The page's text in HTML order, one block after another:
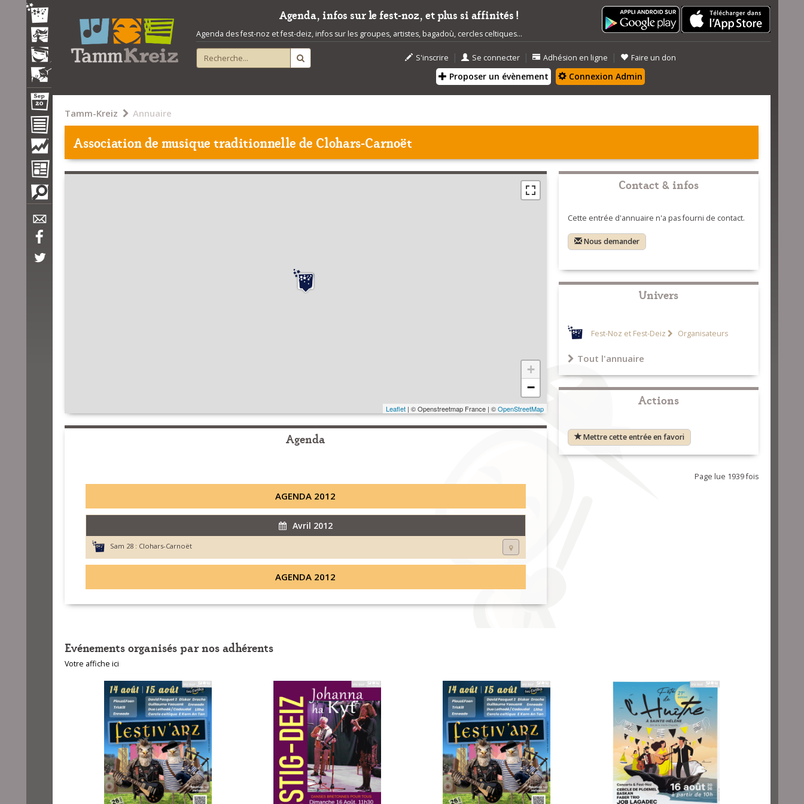
Agenda, infos sur le fest-noz, et plus si affinités !
Agenda des fest-noz et fest-deiz, infos sur les groupes, artistes, bagadoù, cercles celtiques...
S'inscrire | Se connecter | Adhésion en ligne | Faire un don
Proposer un évènement Connexion Admin
Tamm-Kreiz Annuaire
Association de musique traditionnelle de Clohars-Carnoët
+
−
Leaflet| © Openstreetmap France | ©OpenStreetMap
Agenda
AGENDA 2012
Avril 2012
Sam 28 : Clohars-Carnoët
AGENDA 2012
Contact & infos
Cette entrée d'annuaire n'a pas fourni de contact.
Nous demander
Univers
Fest-Noz et Fest-Deiz Organisateurs
Tout l'annuaire
Actions
Mettre cette entrée en favori
Page lue 1939 fois
Evénements organisés par nos adhérents
Votre affiche ici